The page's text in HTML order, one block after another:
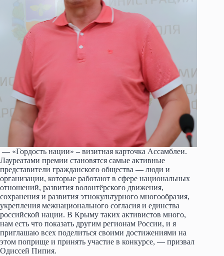
— «Гордость нации» – визитная карточка Ассамблеи.
Лауреатами премии становятся самые активные
представители гражданского общества — люди и
организации, которые работают в сфере национальных
отношений, развития волонтёрского движения,
сохранения и развития этнокультурного многообразия,
укрепления межнационального согласия и единства
российской нации. В Крыму таких активистов много,
нам есть что показать другим регионам России, и я
приглашаю всех поделиться своими достижениями на
этом поприще и принять участие в конкурсе, — призвал
Одиссей Пипия.